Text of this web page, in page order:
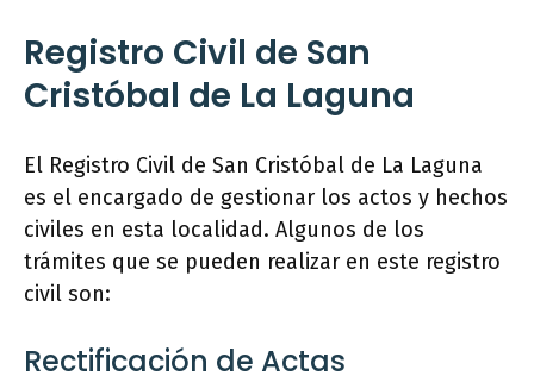
Registro Civil de San
Cristóbal de La Laguna
El Registro Civil de San Cristóbal de La Laguna
es el encargado de gestionar los actos y hechos
civiles en esta localidad. Algunos de los
trámites que se pueden realizar en este registro
civil son:
Rectificación de Actas